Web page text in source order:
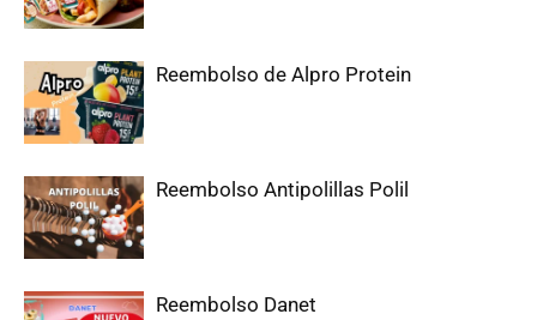
Reembolso de Alpro Protein
Reembolso Antipolillas Polil
Reembolso Danet